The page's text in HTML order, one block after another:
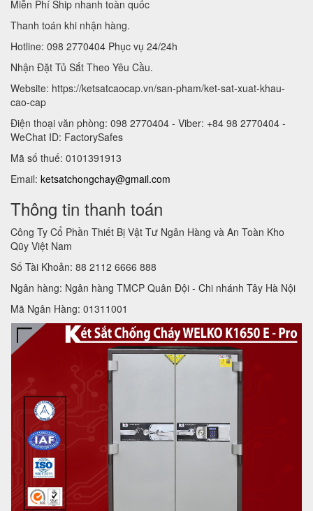
Miễn Phí Ship nhanh toàn quốc
Thanh toán khi nhận hàng.
Hotline: 098 2770404 Phục vụ 24/24h
Nhận Đặt Tủ Sắt Theo Yêu Cầu.
Website: https://ketsatcaocap.vn/san-pham/ket-sat-xuat-khau-
cao-cap
Điện thoại văn phòng: 098 2770404 - Viber: +84 98 2770404 -
WeChat ID: FactorySafes
Mã số thuế: 0101391913
Email: ketsatchongchay@gmail.com
Thông tin thanh toán
Công Ty Cổ Phần Thiết Bị Vật Tư Ngân Hàng và An Toàn Kho
Qũy Việt Nam
Số Tài Khoản: 88 2112 6666 888
Ngân hàng: Ngân hàng TMCP Quân Đội - Chi nhánh Tây Hà Nội
Mã Ngân Hàng: 01311001